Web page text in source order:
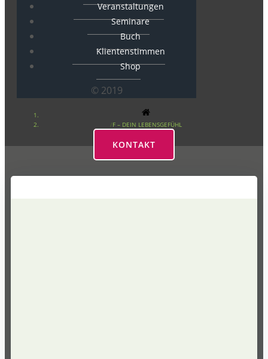
Veranstaltungen
Seminare
Buch
Klientenstimmen
Shop
© 2019
F – DEIN LEBENSGEFÜHL
KONTAKT